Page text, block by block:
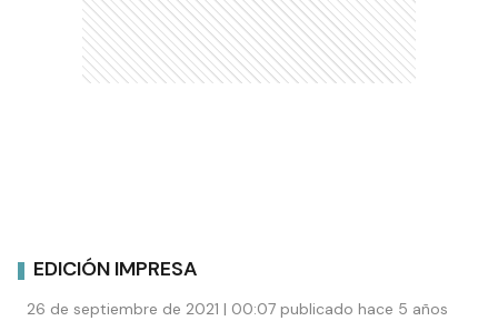
EDICIÓN IMPRESA
26 de septiembre de 2021 | 00:07 publicado hace 5 años